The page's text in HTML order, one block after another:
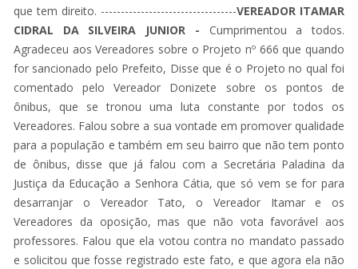
que tem direito. ----------------------------------VEREADOR ITAMAR
CIDRAL DA SILVEIRA JUNIOR - Cumprimentou a todos.
Agradeceu aos Vereadores sobre o Projeto nº 666 que quando
for sancionado pelo Prefeito, Disse que é o Projeto no qual foi
comentado pelo Vereador Donizete sobre os pontos de
ônibus, que se tronou uma luta constante por todos os
Vereadores. Falou sobre a sua vontade em promover qualidade
para a população e também em seu bairro que não tem ponto
de ônibus, disse que já falou com a Secretária Paladina da
Justiça da Educação a Senhora Cátia, que só vem se for para
desarranjar o Vereador Tato, o Vereador Itamar e os
Vereadores da oposição, mas que não vota favorável aos
professores. Falou que ela votou contra no mandato passado
e solicitou que fosse registrado este fato, e que agora ela não